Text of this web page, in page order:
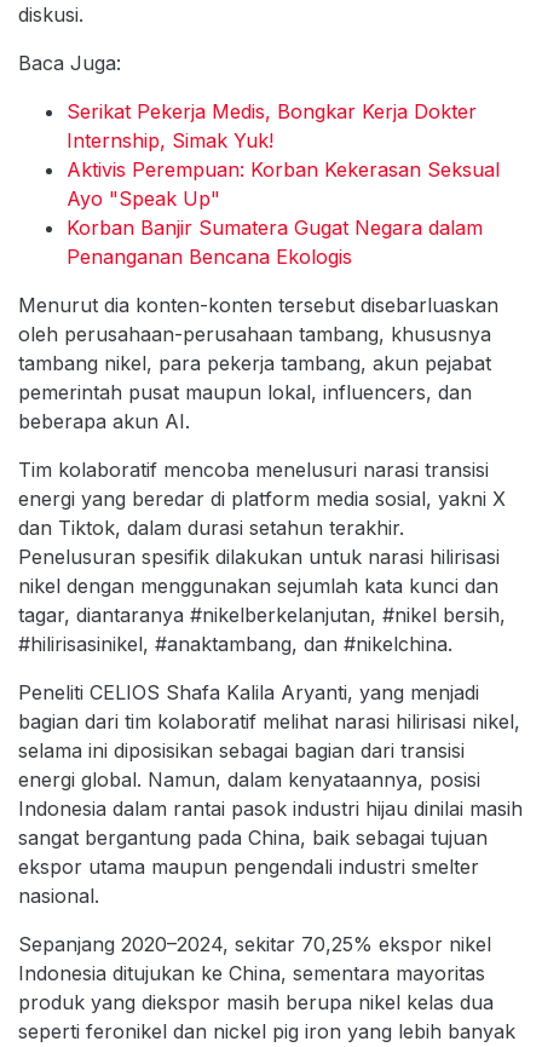
diskusi.
Baca Juga:
Serikat Pekerja Medis, Bongkar Kerja Dokter
Internship, Simak Yuk!
Aktivis Perempuan: Korban Kekerasan Seksual
Ayo "Speak Up"
Korban Banjir Sumatera Gugat Negara dalam
Penanganan Bencana Ekologis
Menurut dia konten-konten tersebut disebarluaskan
oleh perusahaan-perusahaan tambang, khususnya
tambang nikel, para pekerja tambang, akun pejabat
pemerintah pusat maupun lokal, influencers, dan
beberapa akun AI.
Tim kolaboratif mencoba menelusuri narasi transisi
energi yang beredar di platform media sosial, yakni X
dan Tiktok, dalam durasi setahun terakhir.
Penelusuran spesifik dilakukan untuk narasi hilirisasi
nikel dengan menggunakan sejumlah kata kunci dan
tagar, diantaranya #nikelberkelanjutan, #nikel bersih,
#hilirisasinikel, #anaktambang, dan #nikelchina.
Peneliti CELIOS Shafa Kalila Aryanti, yang menjadi
bagian dari tim kolaboratif melihat narasi hilirisasi nikel,
selama ini diposisikan sebagai bagian dari transisi
energi global. Namun, dalam kenyataannya, posisi
Indonesia dalam rantai pasok industri hijau dinilai masih
sangat bergantung pada China, baik sebagai tujuan
ekspor utama maupun pengendali industri smelter
nasional.
Sepanjang 2020–2024, sekitar 70,25% ekspor nikel
Indonesia ditujukan ke China, sementara mayoritas
produk yang diekspor masih berupa nikel kelas dua
seperti feronikel dan nickel pig iron yang lebih banyak